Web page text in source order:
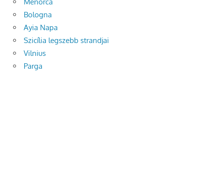
Bologna
Ayia Napa
Szicília legszebb strandjai
Vilnius
Parga